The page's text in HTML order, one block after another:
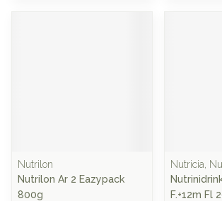
Nutrilon
Nutrilon Ar 2 Eazypack
800g
Nutricia,
F.+12m Fl